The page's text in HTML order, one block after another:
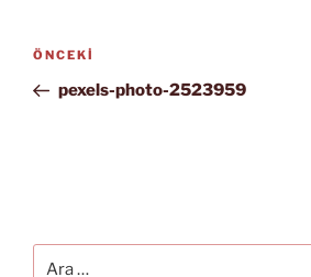
Yazı
Önceki
Yazı
ÖNCEKI
pexels-photo-2523959